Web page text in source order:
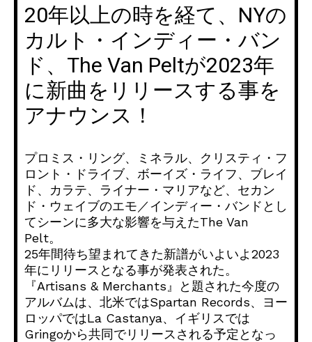
20年以上の時を経て、NYの
カルト・インディー・バン
ド、The Van Peltが2023年
に新曲をリリースする事を
アナウンス！
プロミス・リング、ミネラル、クリスティ・フ
ロント・ドライブ、ボーイズ・ライフ、ブレイ
ド、カラテ、ライナー・マリアなど、セカン
ド・ウェイブのエモ／インディー・バンドとし
てシーンに多大な影響を与えたThe Van
Pelt。
25年間待ち望まれてきた新譜がいよいよ2023
年にリリースとなる事が発表された。
『Artisans & Merchants』と題された今度の
アルバムは、北米ではSpartan Records、ヨー
ロッパではLa Castanya、イギリスでは
Gringoから共同でリリースされる予定となっ